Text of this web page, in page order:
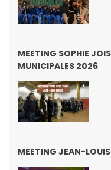
MEETING SOPHIE
MUNICIPALES 2026
MEETING JEAN-